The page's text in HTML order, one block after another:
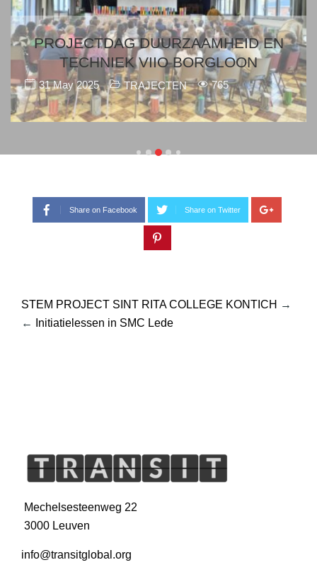
PROJECTDAG DUURZAAMHEID EN
TECHNIEK VIIO BORGLOON
31 May 2025 TRAJECTEN 765
Share on Facebook Share on Twitter
STEM PROJECT SINT RITA COLLEGE KONTICH →
←
Initiatielessen in SMC Lede
Mechelsesteenweg 22
3000 Leuven
info@transitglobal.org